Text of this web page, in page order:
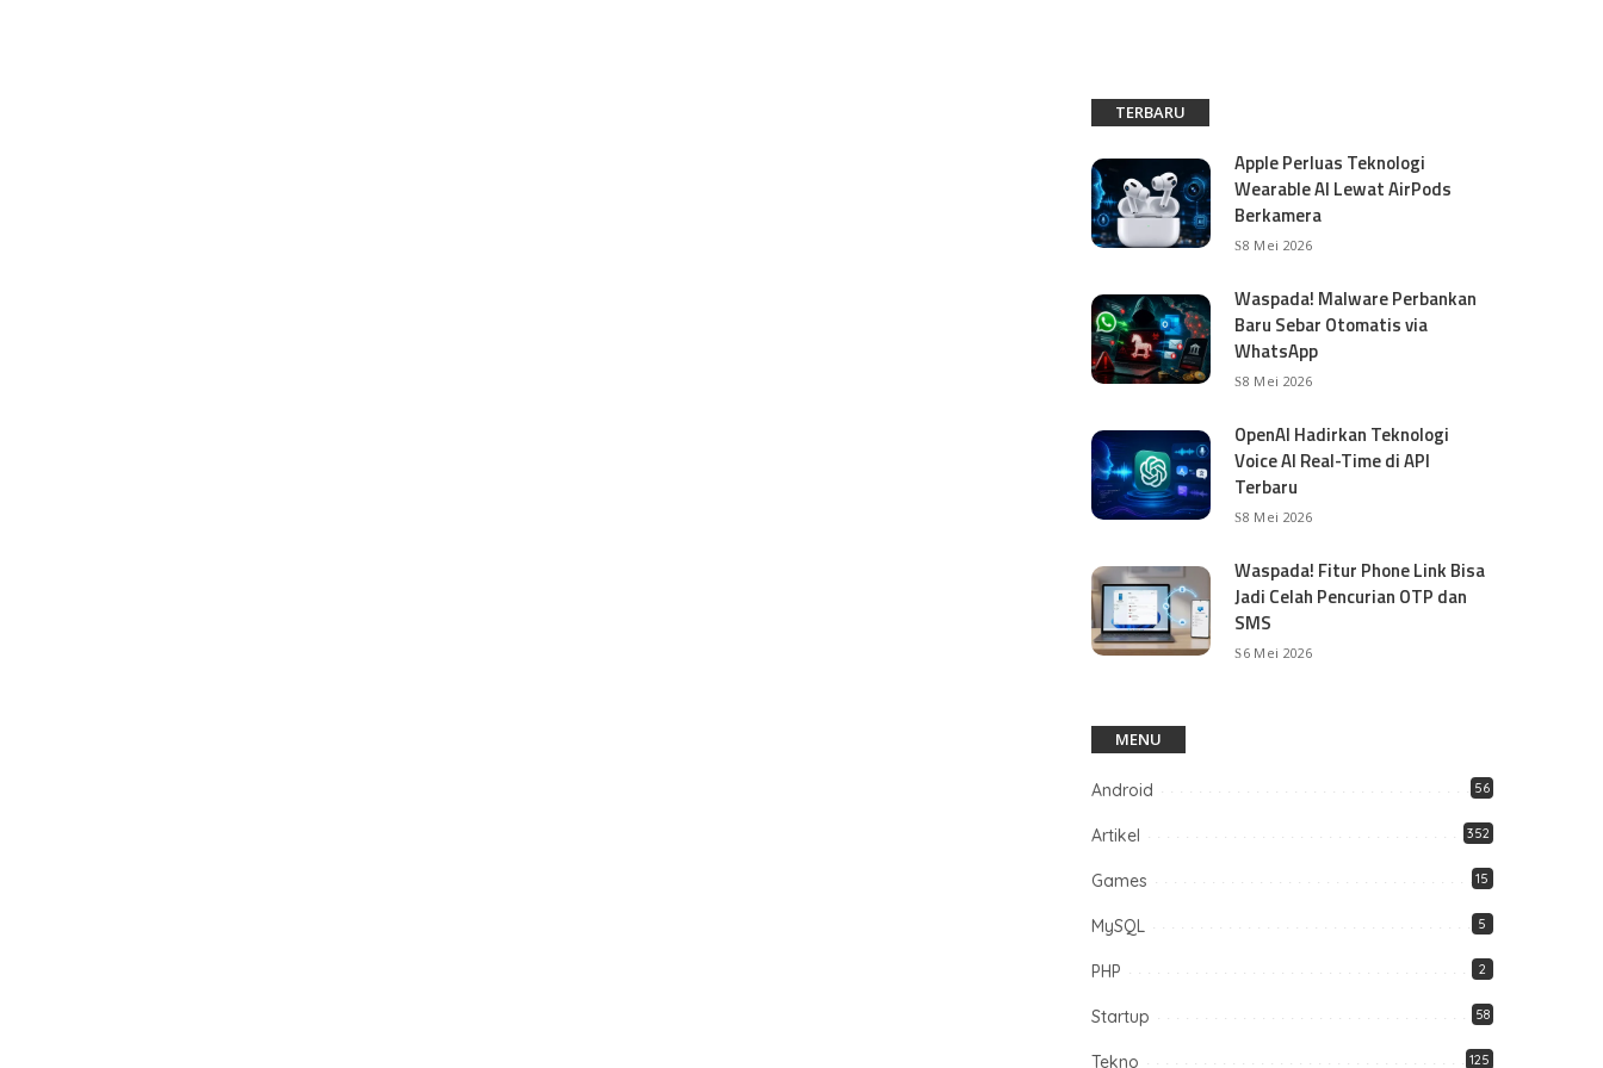
TERBARU
Apple Perluas Teknologi
Wearable AI Lewat AirPods
Berkamera
8 Mei 2026
Waspada! Malware Perbankan
Baru Sebar Otomatis via
WhatsApp
8 Mei 2026
OpenAI Hadirkan Teknologi
Voice AI Real-Time di API
Terbaru
8 Mei 2026
Waspada! Fitur Phone Link Bisa
Jadi Celah Pencurian OTP dan
SMS
6 Mei 2026
MENU
Android 56
Artikel 352
Games 15
MySQL 5
PHP 2
Startup 58
Tekno 125